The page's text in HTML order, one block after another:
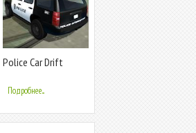
Police Car Drift
Подробнее...